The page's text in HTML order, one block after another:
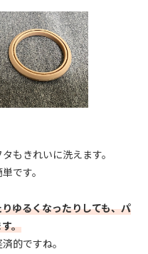
もきれいに洗えます。
です。
ゆるくなったりしても、パ
。
的ですね。